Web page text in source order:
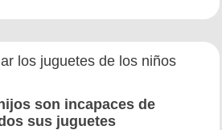
son incapaces de
sus juguetes